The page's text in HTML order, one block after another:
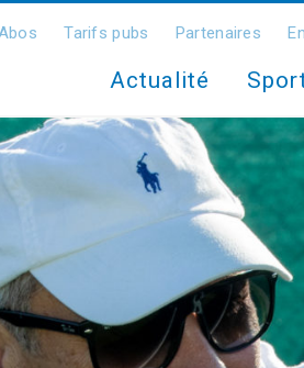
Tarifs pubs Partenaires
Actualité